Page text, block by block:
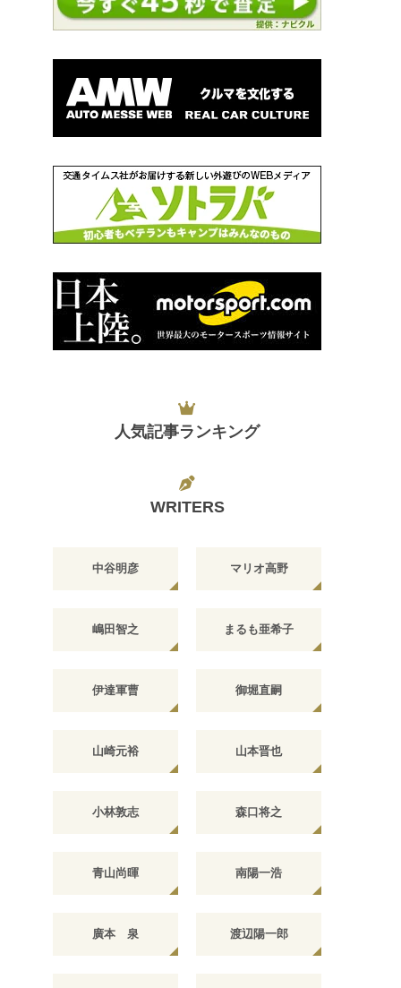
人気記事ランキング
WRITERS
中谷明彦 マリオ高野
嶋田智之 まるも亜希子
伊達軍曹 御堀直嗣
山崎元裕 山本晋也
小林敦志 森口将之
青山尚暉 南陽一浩
廣本 泉 渡辺陽一郎